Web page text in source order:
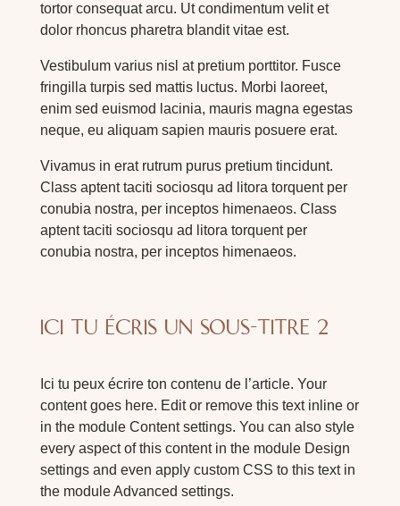
tortor consequat arcu. Ut condimentum velit et
dolor rhoncus pharetra blandit vitae est.
Vestibulum varius nisl at pretium porttitor. Fusce
fringilla turpis sed mattis luctus. Morbi laoreet,
enim sed euismod lacinia, mauris magna egestas
neque, eu aliquam sapien mauris posuere erat.
Vivamus in erat rutrum purus pretium tincidunt.
Class aptent taciti sociosqu ad litora torquent per
conubia nostra, per inceptos himenaeos. Class
aptent taciti sociosqu ad litora torquent per
conubia nostra, per inceptos himenaeos.
ICI TU ÉCRIS UN SOUS-TITRE 2
Ici tu peux écrire ton contenu de l’article. Your
content goes here. Edit or remove this text inline or
in the module Content settings. You can also style
every aspect of this content in the module Design
settings and even apply custom CSS to this text in
the module Advanced settings.